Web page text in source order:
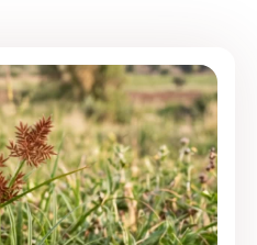
דישון עלוותי וביוסטימולנטים
שונות